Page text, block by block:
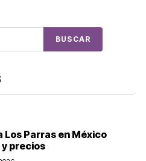
BUSCAR
Los Parras en México
precios